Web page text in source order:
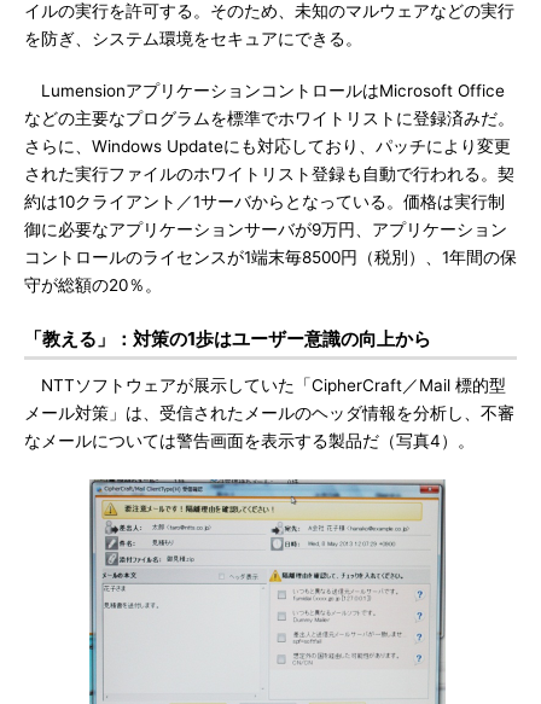
イルの実行を許可する。そのため、未知のマルウェアなどの実行
を防ぎ、システム環境をセキュアにできる。
LumensionアプリケーションコントロールはMicrosoft Office
などの主要なプログラムを標準でホワイトリストに登録済みだ。
さらに、Windows Updateにも対応しており、パッチにより変更
された実行ファイルのホワイトリスト登録も自動で行われる。契
約は10クライアント／1サーバからとなっている。価格は実行制
御に必要なアプリケーションサーバが9万円、アプリケーション
コントロールのライセンスが1端末毎8500円（税別）、1年間の保
守が総額の20％。
「教える」：対策の1歩はユーザー意識の向上から
NTTソフトウェアが展示していた「CipherCraft／Mail 標的型
メール対策」は、受信されたメールのヘッダ情報を分析し、不審
なメールについては警告画面を表示する製品だ（写真4）。